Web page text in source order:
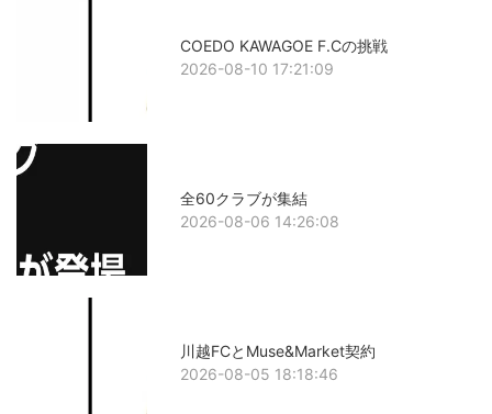
COEDO KAWAGOE F.Cの挑戦
2026-08-10 17:21:09
全60クラブが集結
2026-08-06 14:26:08
川越FCとMuse&Market契約
2026-08-05 18:18:46